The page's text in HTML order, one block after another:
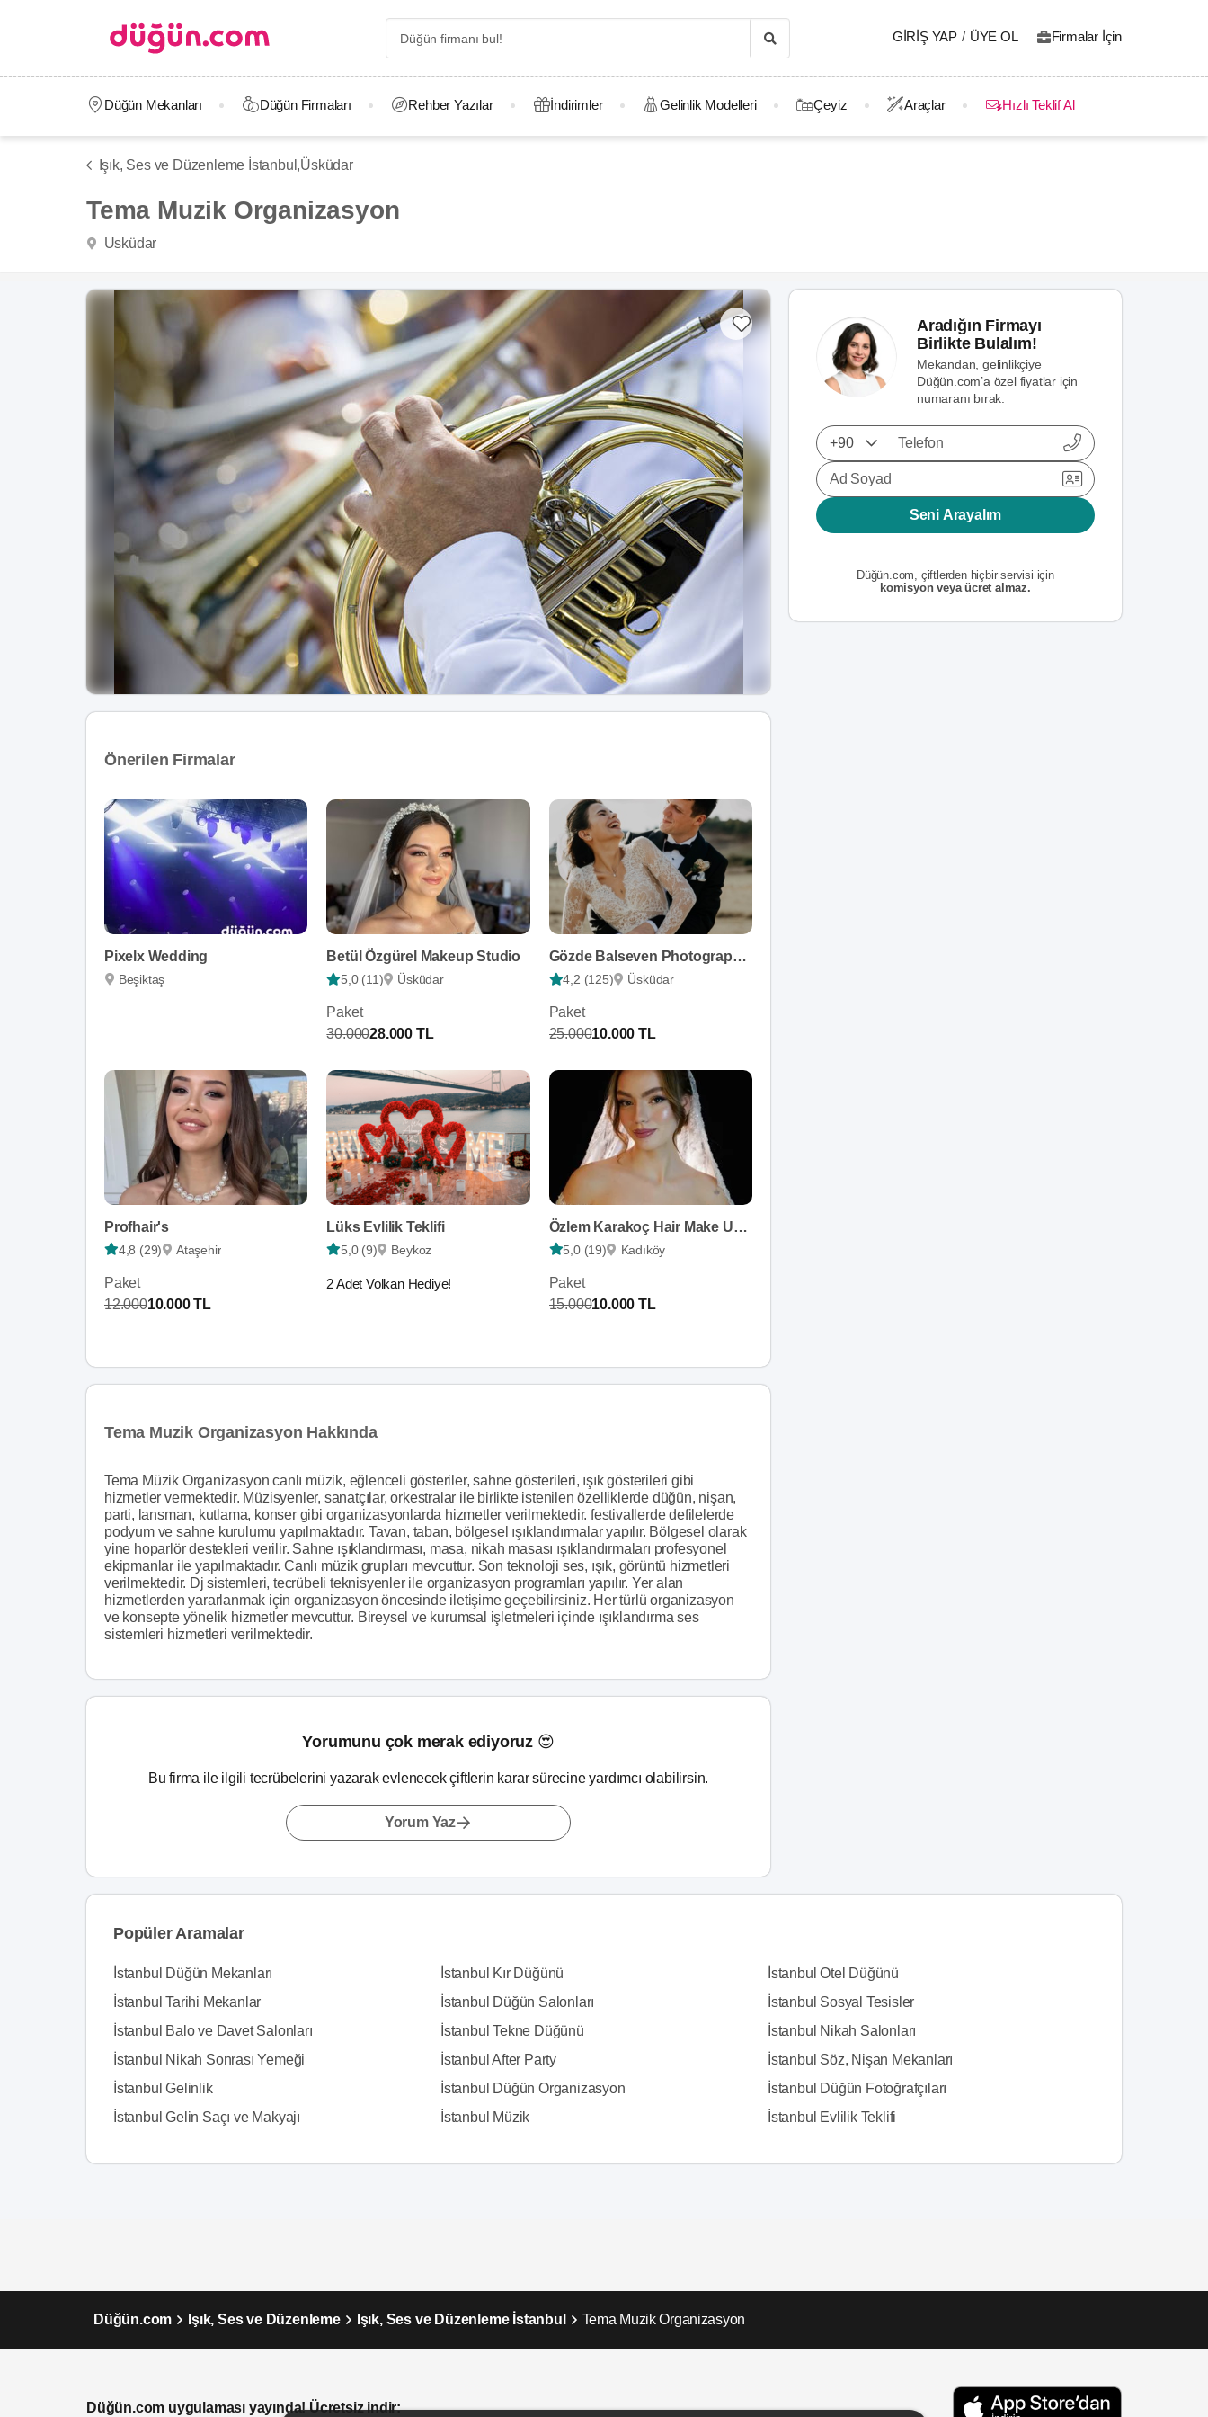
GIRIŞ YAP / ÜYE OL Firmalar İçin
Düğün Mekanları Düğün Firmaları Rehber Yazılar İndirimler Gelinlik Modelleri Çeyiz Araçlar Hızlı Teklif Al
Işık, Ses ve Düzenleme İstanbul,Üsküdar
Tema Muzik Organizasyon
Üsküdar
Önerilen Firmalar
Pixelx Wedding
Beşiktaş
Betül Özgürel Makeup Studio
5,0 (11) Üsküdar
Paket
30.00028.000 TL
Gözde Balseven Photographer
4,2 (125) Üsküdar
Paket
25.00010.000 TL
Profhair's
4,8 (29) Ataşehir
Paket
12.00010.000 TL
Lüks Evlilik Teklifi
5,0 (9) Beykoz
2 Adet Volkan Hediye!
Özlem Karakoç Hair Make Up Artist
5,0 (19) Kadıköy
Paket
15.00010.000 TL
Tema Muzik Organizasyon Hakkında
Tema Müzik Organizasyon canlı müzik, eğlenceli gösteriler, sahne gösterileri, ışık gösterileri gibi
hizmetler vermektedir. Müzisyenler, sanatçılar, orkestralar ile birlikte istenilen özelliklerde düğün, nişan,
parti, lansman, kutlama, konser gibi organizasyonlarda hizmetler verilmektedir. festivallerde defilelerde
podyum ve sahne kurulumu yapılmaktadır. Tavan, taban, bölgesel ışıklandırmalar yapılır. Bölgesel olarak
yine hoparlör destekleri verilir. Sahne ışıklandırması, masa, nikah masası ışıklandırmaları profesyonel
ekipmanlar ile yapılmaktadır. Canlı müzik grupları mevcuttur. Son teknoloji ses, ışık, görüntü hizmetleri
verilmektedir. Dj sistemleri, tecrübeli teknisyenler ile organizasyon programları yapılır. Yer alan
hizmetlerden yararlanmak için organizasyon öncesinde iletişime geçebilirsiniz. Her türlü organizasyon
ve konsepte yönelik hizmetler mevcuttur. Bireysel ve kurumsal işletmeleri içinde ışıklandırma ses
sistemleri hizmetleri verilmektedir.
Yorumunu çok merak ediyoruz 😍
Bu firma ile ilgili tecrübelerini yazarak evlenecek çiftlerin karar sürecine yardımcı olabilirsin.
Yorum Yaz
Aradığın Firmayı
Birlikte Bulalım!
Mekandan, gelinlikçiye
Düğün.com’a özel fiyatlar için
numaranı bırak.
Ad Soyad
Seni Arayalım
Düğün.com, çiftlerden hiçbir servisi için
komisyon veya ücret almaz.
Popüler Aramalar
İstanbul Düğün Mekanları İstanbul Kır Düğünü
İstanbul Otel Düğünü
İstanbul Tarihi Mekanlar
İstanbul Düğün Salonları
İstanbul Sosyal Tesisler
İstanbul Balo ve Davet Salonları
İstanbul Tekne Düğünü
İstanbul Nikah Salonları
İstanbul Nikah Sonrası Yemeği
İstanbul After Party
İstanbul Söz, Nişan Mekanları
İstanbul Gelinlik
İstanbul Düğün Organizasyon
İstanbul Düğün Fotoğrafçıları
İstanbul Gelin Saçı ve Makyajı
İstanbul Müzik İstanbul Evlilik Teklifi
Düğün.com Işık, Ses ve Düzenleme Işık, Ses ve Düzenleme İstanbul Tema Muzik Organizasyon
Düğün.com uygulaması yayında! Ücretsiz indir: